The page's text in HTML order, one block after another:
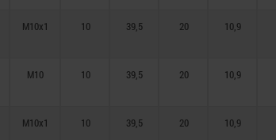
M10x1 10 39,5 20 10,9
M10 10 39,5 20 10,9
M10x1 10 39,5 20 10,9